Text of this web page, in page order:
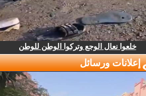
خلعوا نعال الوجع وتركوا الوطن للوطن
إعلانات ورسائل